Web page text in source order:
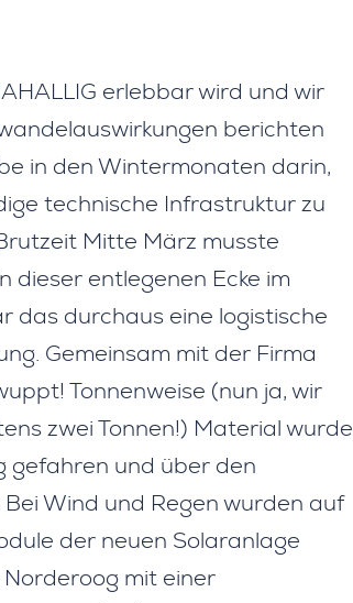
erlebbar wird und wir
berichten
in den Wintermonaten darin,
technische Infrastruktur zu
Mitte März musste
dieser entlegenen Ecke im
das durchaus eine logistische
Gemeinsam mit der Firma
Tonnenweise (nun ja, wir
zwei Tonnen!) Material wurde
gefahren und über den
Wind und Regen wurden auf
der neuen Solaranlage
mit einer